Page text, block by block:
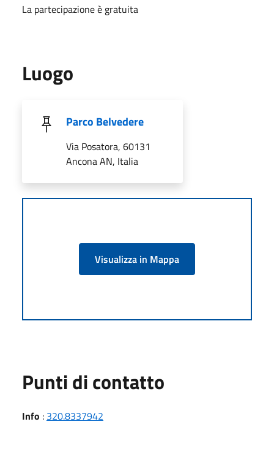
La partecipazione è gratuita
Luogo
Parco Belvedere
Via Posatora, 60131
Ancona AN, Italia
Visualizza in Mappa
Punti di contatto
Info : 320.8337942